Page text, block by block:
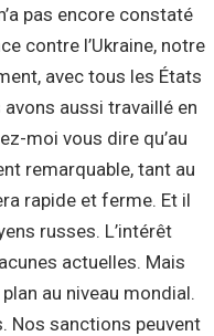
pas encore constaté
contre l’Ukraine, notre
avec tous les États
aussi travaillé en
moi vous dire qu’au
remarquable, tant au
rapide et ferme. Et il
russes. L’intérêt
actuelles. Mais
au niveau mondial.
Nos sanctions peuvent